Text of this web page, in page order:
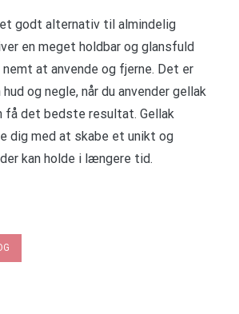
godt alternativ til almindelig
en meget holdbar og glansfuld
at anvende og fjerne. Det er
og negle, når du anvender gellak
få det bedste resultat. Gellak
dig med at skabe et unikt og
kan holde i længere tid.